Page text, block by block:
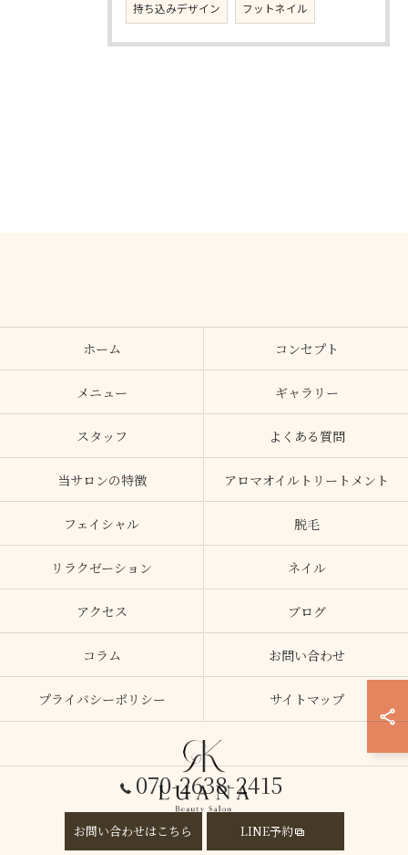
持ち込みデザイン フットネイル
070-2638-2415
お問い合わせはこちら LINE予約
ホーム コンセプト
メニュー ギャラリー
スタッフ よくある質問
当サロンの特徴 アロマオイルトリートメント
フェイシャル 脱毛
リラクゼーション ネイル
アクセス ブログ
コラム お問い合わせ
プライバシーポリシー サイトマップ
© 2026 大阪府加美のエステならLUANA ALL RIGHTS RESERVED.